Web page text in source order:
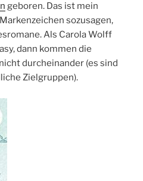
geboren. Das ist mein
sozusagen,
Als Carola Wolff
dann kommen die
durcheinander (es sind
Zielgruppen).